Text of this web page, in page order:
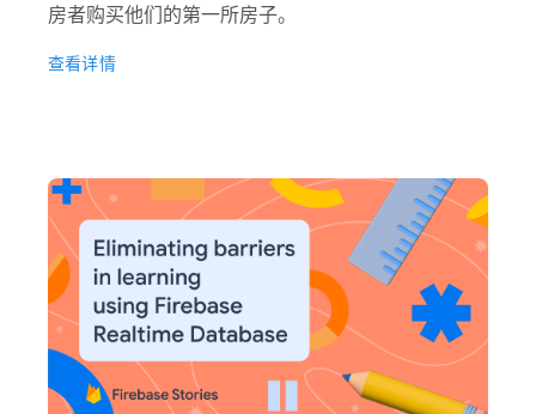
房者购买他们的第一所房子。
查看详情